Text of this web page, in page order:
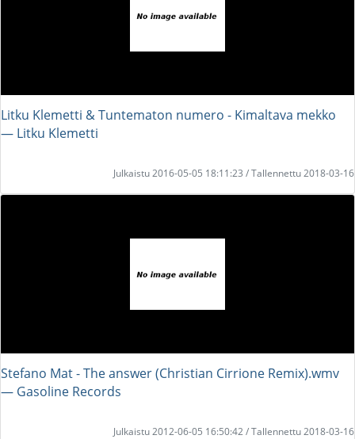
Litku Klemetti & Tuntematon numero - Kimaltava mekko
― Litku Klemetti
Julkaistu 2016-05-05 18:11:23 / Tallennettu 2018-03-16
Stefano Mat - The answer (Christian Cirrione Remix).wmv
― Gasoline Records
Julkaistu 2012-06-05 16:50:42 / Tallennettu 2018-03-16